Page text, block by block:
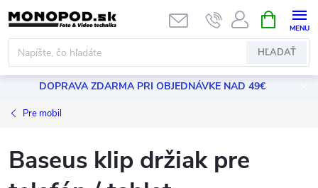
Prejsť
na
obsah
HĽADAŤ
KOŠÍK
DOPRAVA ZDARMA PRI OBJEDNÁVKE NAD 49€
Pre mobil
Baseus klip držiak pre